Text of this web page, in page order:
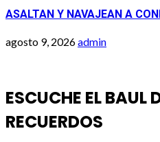
ASALTAN Y NAVAJEAN A
agosto 9, 2026admin
ESCUCHE EL BAUL
RECUERDOS